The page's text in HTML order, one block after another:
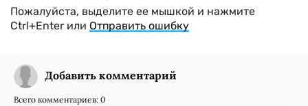
Пожалуйста, выделите ее мышкой и нажмите
Ctrl+Enter или Отправить ошибку
Добавить комментарий
Всего комментариев: 0